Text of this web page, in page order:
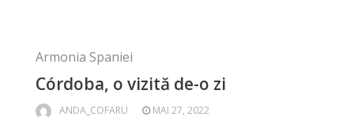
Armonia Spaniei
Córdoba, o vizită de-o zi
ANDA_COFARU MAI 27, 2022